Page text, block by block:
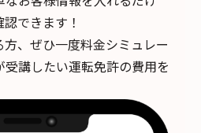
できます！
、ぜひ一度料金シミュレー
講したい運転免許の費用を